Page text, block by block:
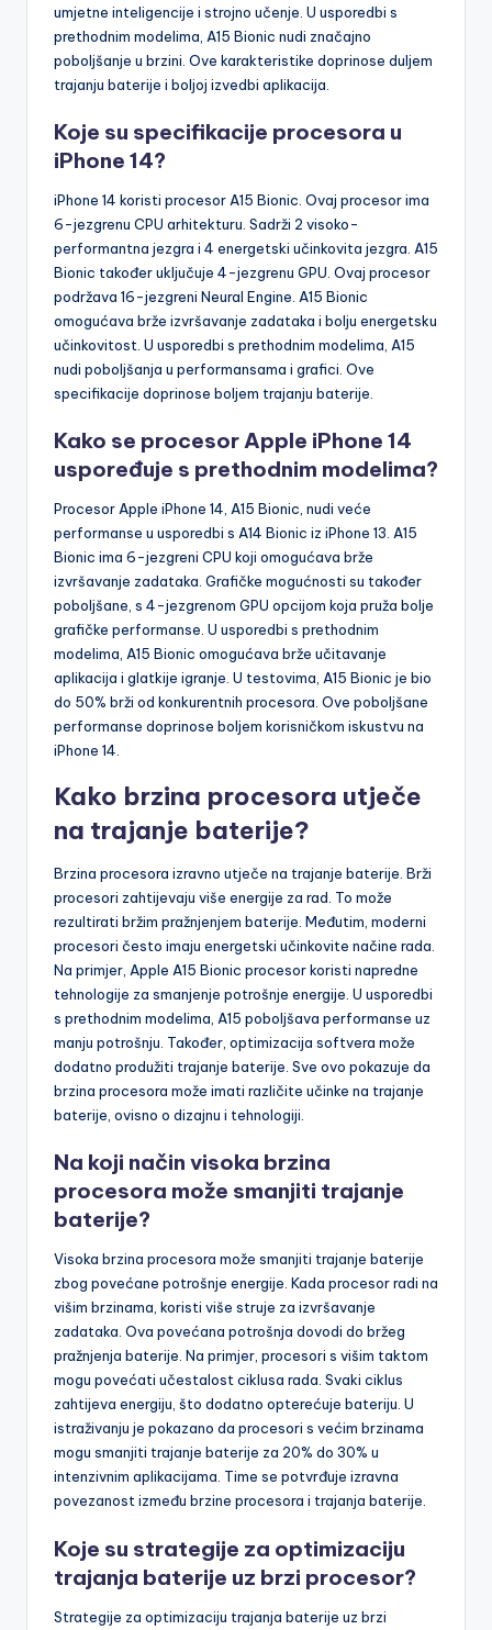
umjetne inteligencije i strojno učenje. U usporedbi s
prethodnim modelima, A15 Bionic nudi značajno
poboljšanje u brzini. Ove karakteristike doprinose duljem
trajanju baterije i boljoj izvedbi aplikacija.
Koje su specifikacije procesora u
iPhone 14?
iPhone 14 koristi procesor A15 Bionic. Ovaj procesor ima
6-jezgrenu CPU arhitekturu. Sadrži 2 visoko-
performantna jezgra i 4 energetski učinkovita jezgra. A15
Bionic također uključuje 4-jezgrenu GPU. Ovaj procesor
podržava 16-jezgreni Neural Engine. A15 Bionic
omogućava brže izvršavanje zadataka i bolju energetsku
učinkovitost. U usporedbi s prethodnim modelima, A15
nudi poboljšanja u performansama i grafici. Ove
specifikacije doprinose boljem trajanju baterije.
Kako se procesor Apple iPhone 14
uspoređuje s prethodnim modelima?
Procesor Apple iPhone 14, A15 Bionic, nudi veće
performanse u usporedbi s A14 Bionic iz iPhone 13. A15
Bionic ima 6-jezgreni CPU koji omogućava brže
izvršavanje zadataka. Grafičke mogućnosti su također
poboljšane, s 4-jezgrenom GPU opcijom koja pruža bolje
grafičke performanse. U usporedbi s prethodnim
modelima, A15 Bionic omogućava brže učitavanje
aplikacija i glatkije igranje. U testovima, A15 Bionic je bio
do 50% brži od konkurentnih procesora. Ove poboljšane
performanse doprinose boljem korisničkom iskustvu na
iPhone 14.
Kako brzina procesora utječe
na trajanje baterije?
Brzina procesora izravno utječe na trajanje baterije. Brži
procesori zahtijevaju više energije za rad. To može
rezultirati bržim pražnjenjem baterije. Međutim, moderni
procesori često imaju energetski učinkovite načine rada.
Na primjer, Apple A15 Bionic procesor koristi napredne
tehnologije za smanjenje potrošnje energije. U usporedbi
s prethodnim modelima, A15 poboljšava performanse uz
manju potrošnju. Također, optimizacija softvera može
dodatno produžiti trajanje baterije. Sve ovo pokazuje da
brzina procesora može imati različite učinke na trajanje
baterije, ovisno o dizajnu i tehnologiji.
Na koji način visoka brzina
procesora može smanjiti trajanje
baterije?
Visoka brzina procesora može smanjiti trajanje baterije
zbog povećane potrošnje energije. Kada procesor radi na
višim brzinama, koristi više struje za izvršavanje
zadataka. Ova povećana potrošnja dovodi do bržeg
pražnjenja baterije. Na primjer, procesori s višim taktom
mogu povećati učestalost ciklusa rada. Svaki ciklus
zahtijeva energiju, što dodatno opterećuje bateriju. U
istraživanju je pokazano da procesori s većim brzinama
mogu smanjiti trajanje baterije za 20% do 30% u
intenzivnim aplikacijama. Time se potvrđuje izravna
povezanost između brzine procesora i trajanja baterije.
Koje su strategije za optimizaciju
trajanja baterije uz brzi procesor?
Strategije za optimizaciju trajanja baterije uz brzi